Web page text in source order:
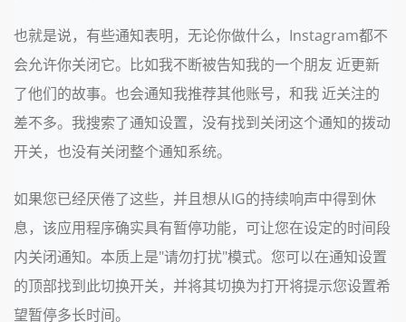
也就是说，有些通知表明，无论你做什么，Instagram都不
会允许你关闭它。比如我不断被告知我的一个朋友 近更新
了他们的故事。也会通知我推荐其他账号，和我 近关注的
差不多。我搜索了通知设置，没有找到关闭这个通知的拨动
开关，也没有关闭整个通知系统。
如果您已经厌倦了这些，并且想从IG的持续响声中得到休
息，该应用程序确实具有暂停功能，可让您在设定的时间段
内关闭通知。本质上是"请勿打扰"模式。您可以在通知设置
的顶部找到此切换开关，并将其切换为打开将提示您设置希
望暂停多长时间。